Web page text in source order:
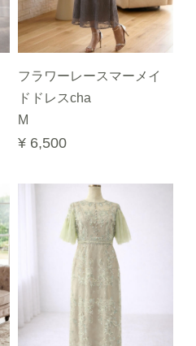
フラワーレースマーメイ
ドドレスcha
M
¥ 6,500